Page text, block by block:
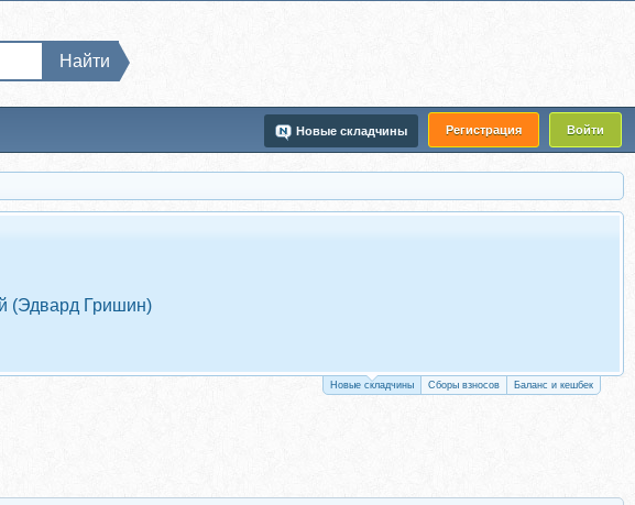
Регистрация Войти
Новые складчины
Найти
(Эдвард Гришин)
Новые складчины Сборы взносов Баланс и кешбек